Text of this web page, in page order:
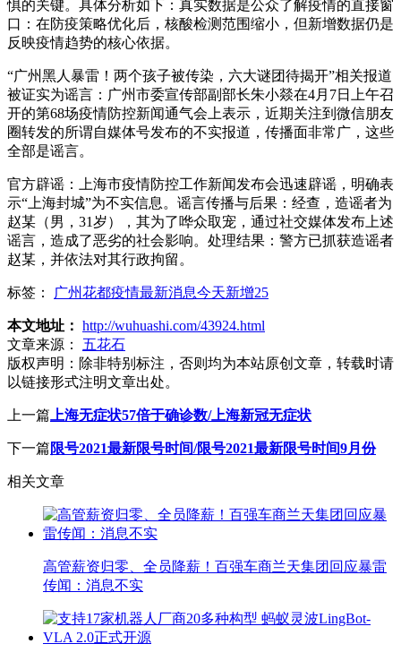
惧的关键。具体分析如下：真实数据是公众了解疫情的直接窗
口：在防疫策略优化后，核酸检测范围缩小，但新增数据仍是
反映疫情趋势的核心依据。
“广州黑人暴雷！两个孩子被传染，六大谜团待揭开”相关报道
被证实为谣言：广州市委宣传部副部长朱小燚在4月7日上午召
开的第68场疫情防控新闻通气会上表示，近期关注到微信朋友
圈转发的所谓自媒体号发布的不实报道，传播面非常广，这些
全部是谣言。
官方辟谣：上海市疫情防控工作新闻发布会迅速辟谣，明确表
示“上海封城”为不实信息。谣言传播与后果：经查，造谣者为
赵某（男，31岁），其为了哗众取宠，通过社交媒体发布上述
谣言，造成了恶劣的社会影响。处理结果：警方已抓获造谣者
赵某，并依法对其行政拘留。
标签： 广州花都疫情最新消息今天新增25
本文地址： http://wuhuashi.com/43924.html
文章来源：
五花石
版权声明： 除非特别标注，否则均为本站原创文章，转载时请
以链接形式注明文章出处。
上一篇 上海无症状57倍于确诊数/上海新冠无症状
下一篇限号2021最新限号时间/限号2021最新限号时间9月份
相关文章
高管薪资归零、全员降薪！百强车商兰天集团回应暴雷
传闻：消息不实